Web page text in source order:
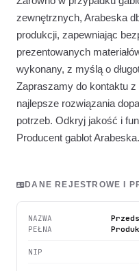
zewnętrznych, Arabeska
produkcji, zapewniając
prezentowanych
wykonany, z myślą o
Zapraszamy do kontaktu
najlepsze rozwiązania
potrzeb. Odkryj jakość i
Producent gablot Arabeska.
DANE REJESTROWE I
NAZWA
PEŁNA
NIP